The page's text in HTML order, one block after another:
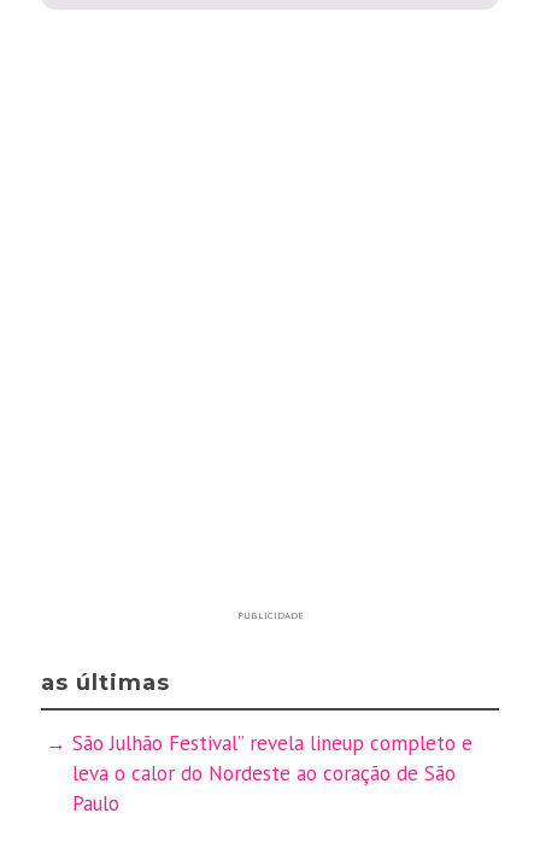
PUBLICIDADE
as últimas
São Julhão Festival” revela lineup completo e
leva o calor do Nordeste ao coração de São
Paulo